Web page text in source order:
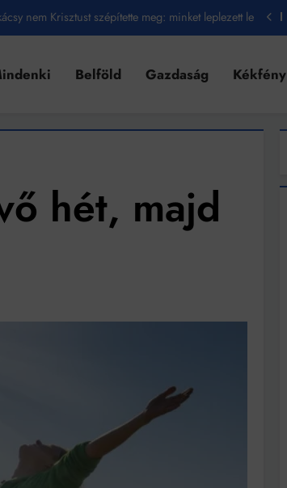
nem Krisztust szépítette meg: minket leplezett le
Amikor a Tetris boldogabbá tesz, mint a szerelem
Ki akarsz törni. De miből?
Az öregség nem csak ránc?
világot akarja uralni – de nem csak a 80-as években
is nőhetnek a bérleti díjak a ponthatárhirdetés
után az egyetemi városokban
nem Krisztust szépítette meg: minket leplezett le
Ahol köszönnek, ott még van város
Belföld Gazdaság Kékfény
hét, majd